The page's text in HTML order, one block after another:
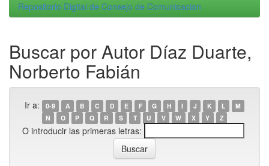
Repositorio Digital de Consejo de Comunicacion
Buscar por Autor Díaz Duarte,
Norberto Fabián
Ir a: 0-9 A B C D E F G H I J K L
M
N
O P Q R S T U V W X Y Z
O introducir las primeras letras: